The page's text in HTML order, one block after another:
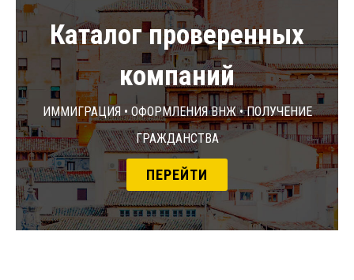
Каталог проверенных
компаний
Иммиграция • Оформления ВНЖ • Получение
гражданства
ПЕРЕЙТИ